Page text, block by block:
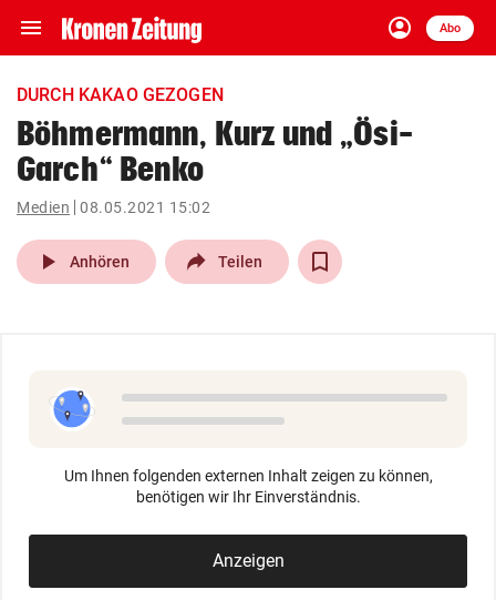
menu Navigation
ein-/ausklappen
account_circle
Anmelden
Abo
close Schließen
account_circle Anmelden
pin_drop
Wien arrow_right
search
eingeben
DURCH KAKAO GEZOGEN
Böhmermann, Kurz und „Ösi-
Garch“ Benko
Medien 08.05.2021 15:02
play_arrow Anhören Teilen
Um Ihnen folgenden externen Inhalt zeigen zu können,
benötigen wir Ihr Einverständnis.
Anzeigen